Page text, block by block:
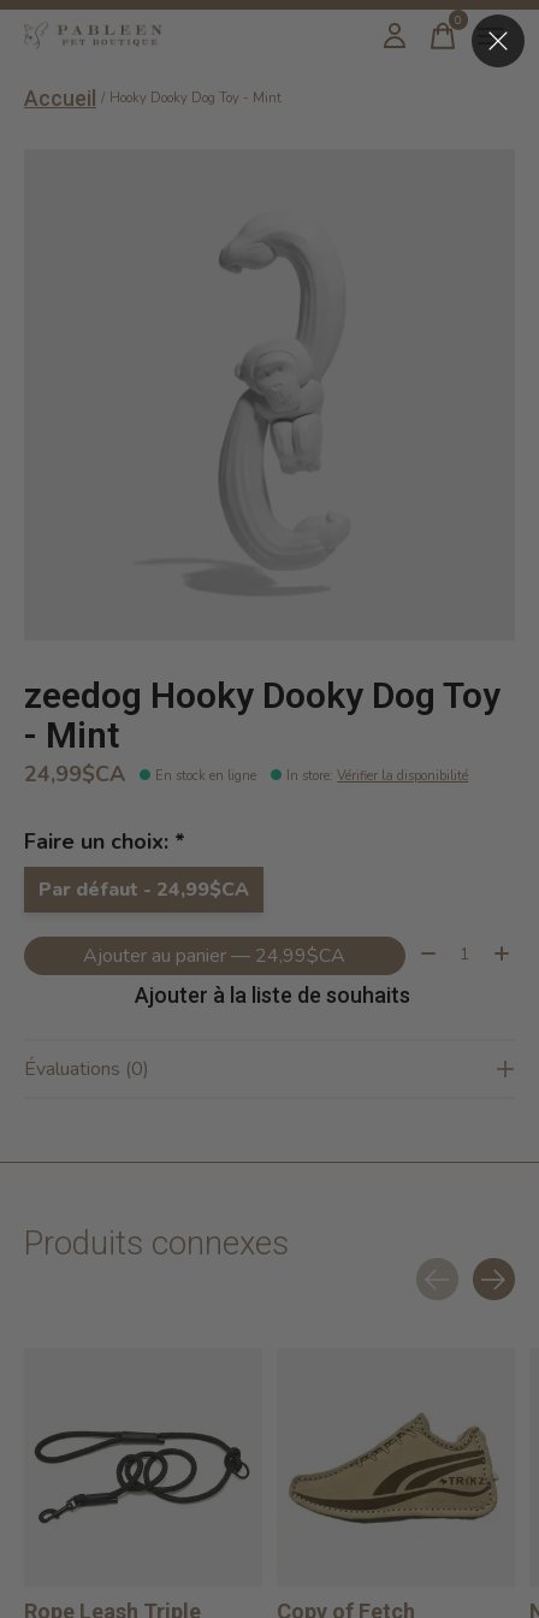
0items
Accueil / Hooky Dooky Dog Toy - Mint
zeedog Hooky Dooky Dog Toy
- Mint
24,99$CA En stock en ligne In store:Vérifier la disponibilité
Faire un choix: *
Par défaut - 24,99$CA
Ajouter au panier — 24,99$CA Quantité:
Ajouter à la liste de souhaits
Évaluations (0)
Produits connexes
Rope Leash Triple
Copy of Fetch